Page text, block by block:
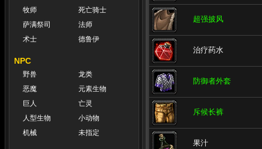
牧师
死亡骑士
萨满祭司
法师
术士
德鲁伊
NPC
野兽
龙类
恶魔
元素生物
巨人
亡灵
人型生物
小动物
机械
未指定
超强披风
治疗药水
防御者外套
斥候长裤
果汁